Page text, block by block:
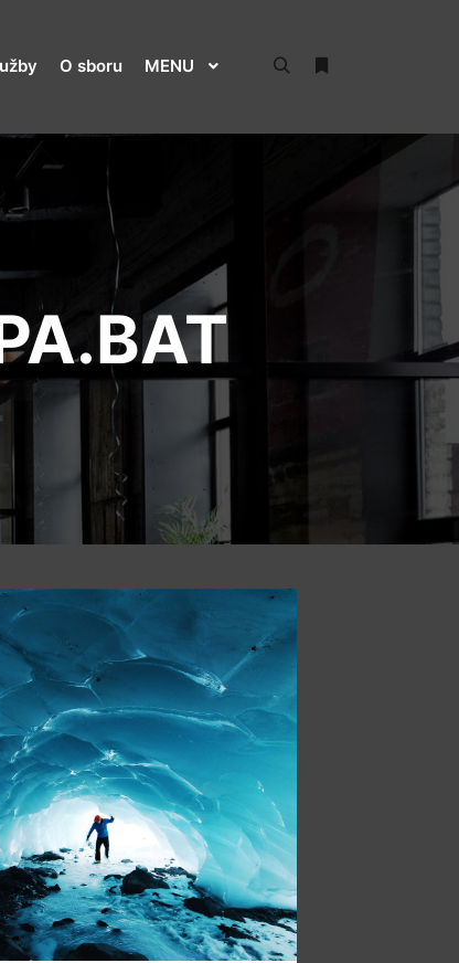
O sboru MENU